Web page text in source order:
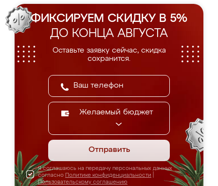
ФИКСИРУЕМ СКИДКУ В 5%
ДО КОНЦА АВГУСТА
Оставьте заявку сейчас, скидка
сохранится.
Желаемый бюджет
Отправить
Я соглашаюсь на передачу персональных данных
согласно Политике конфиденциальности
Пользовательскому соглашению